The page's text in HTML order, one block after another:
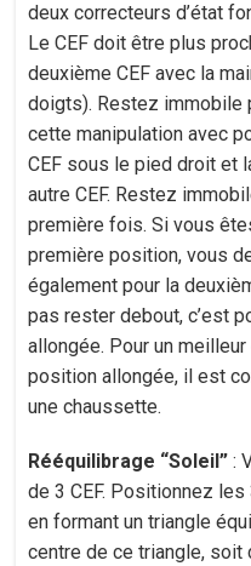
deux correcteurs d’état
Le CEF doit être plus
deuxième CEF avec la
doigts). Restez immobile
cette manipulation avec
CEF sous le pied droit et
autre CEF. Restez
première fois. Si vous
première position, vous
également pour la
pas rester debout, c’est
allongée. Pour un
position allongée, il est
une chaussette.
Rééquilibrage “Soleil” :
de 3 CEF. Positionnez
en formant un triangle
centre de ce triangle, soit